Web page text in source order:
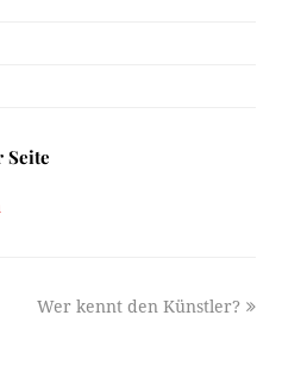
Seite
next
Wer kennt den Künstler?